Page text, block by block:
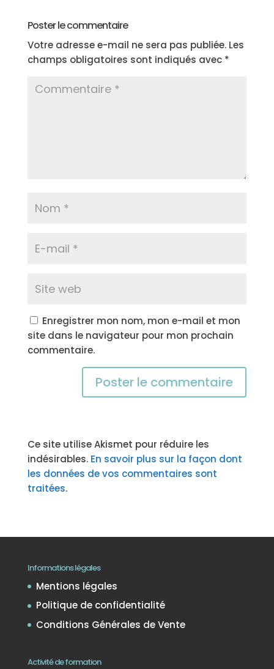
Poster le commentaire
Votre adresse e-mail ne sera pas publiée. Les
champs obligatoires sont indiqués avec *
Enregistrer mon nom, mon e-mail et mon
site dans le navigateur pour mon prochain
commentaire.
Ce site utilise Akismet pour réduire les
indésirables. En savoir plus sur la façon dont
les données de vos commentaires sont
traitées.
Informations légales
Mentions légales
Politique de confidentialité
Conditions Générales de Vente
Activité de formation